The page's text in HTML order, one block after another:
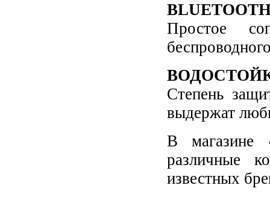
Простое
Степень
выдержат
В магазине
различные
известных